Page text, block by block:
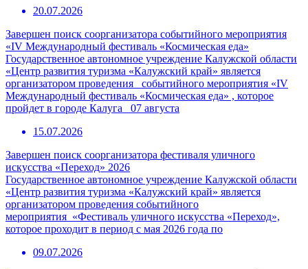
20.07.2026
Завершен поиск соорганизатора событийного мероприятия
«IV Международный фестиваль «Космическая еда»
Государственное автономное учреждение Калужской области
«Центр развития туризма «Калужский край» является
организатором проведения событийного мероприятия «IV
Международный фестиваль «Космическая еда» , которое
пройдет в городе Калуга 07 августа
15.07.2026
Завершен поиск соорганизатора фестиваля уличного
искусства «Переход» 2026
Государственное автономное учреждение Калужской области
«Центр развития туризма «Калужский край» является
организатором проведения событийного
мероприятия «Фестиваль уличного искусства «Переход»,
которое проходит в период с мая 2026 года по
09.07.2026